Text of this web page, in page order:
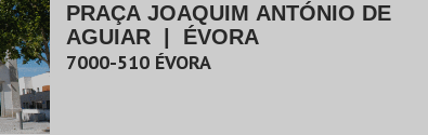
PRAÇA JOAQUIM ANTÓNIO DE
AGUIAR
ÉVORA
7000-510 ÉVORA